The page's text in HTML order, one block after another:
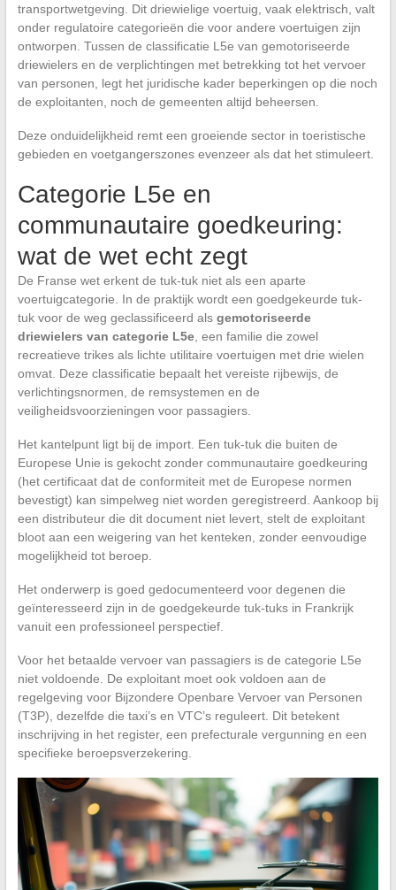
transportwetgeving. Dit driewielige voertuig, vaak elektrisch, valt
onder regulatoire categorieën die voor andere voertuigen zijn
ontworpen. Tussen de classificatie L5e van gemotoriseerde
driewielers en de verplichtingen met betrekking tot het vervoer
van personen, legt het juridische kader beperkingen op die noch
de exploitanten, noch de gemeenten altijd beheersen.
Deze onduidelijkheid remt een groeiende sector in toeristische
gebieden en voetgangerszones evenzeer als dat het stimuleert.
Categorie L5e en
communautaire goedkeuring:
wat de wet echt zegt
De Franse wet erkent de tuk-tuk niet als een aparte
voertuigcategorie. In de praktijk wordt een goedgekeurde tuk-
tuk voor de weg geclassificeerd als gemotoriseerde
driewielers van categorie L5e, een familie die zowel
recreatieve trikes als lichte utilitaire voertuigen met drie wielen
omvat. Deze classificatie bepaalt het vereiste rijbewijs, de
verlichtingsnormen, de remsystemen en de
veiligheidsvoorzieningen voor passagiers.
Het kantelpunt ligt bij de import. Een tuk-tuk die buiten de
Europese Unie is gekocht zonder communautaire goedkeuring
(het certificaat dat de conformiteit met de Europese normen
bevestigt) kan simpelweg niet worden geregistreerd. Aankoop bij
een distributeur die dit document niet levert, stelt de exploitant
bloot aan een weigering van het kenteken, zonder eenvoudige
mogelijkheid tot beroep.
Het onderwerp is goed gedocumenteerd voor degenen die
geïnteresseerd zijn in de goedgekeurde tuk-tuks in Frankrijk
vanuit een professioneel perspectief.
Voor het betaalde vervoer van passagiers is de categorie L5e
niet voldoende. De exploitant moet ook voldoen aan de
regelgeving voor Bijzondere Openbare Vervoer van Personen
(T3P), dezelfde die taxi’s en VTC’s reguleert. Dit betekent
inschrijving in het register, een prefecturale vergunning en een
specifieke beroepsverzekering.